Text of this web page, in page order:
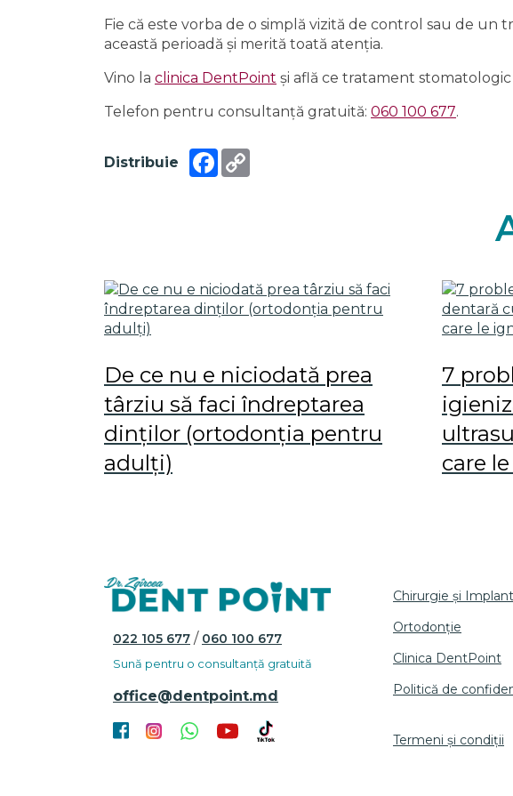
Fie că este vorba de o simplă vizită de control sau de
această perioadă și merită toată atenția.
Vino la clinica DentPoint și află ce tratament
Telefon pentru consultanță gratuită: 060 100 677.
Distribuie Facebook
De ce nu e niciodată prea
târziu să faci îndreptarea
dinților (ortodonția pentru
adulți)
7
care
022 105 677 / 060 100 677
Sună pentru o consultanță gratuită
office@dentpoint.md
Chirurgie și
Ortodonție
Clinica DentPoint
Politică de
Termeni și condiții